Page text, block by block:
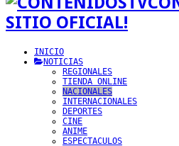
SITIO OFICIAL!
INICIO
NOTICIAS
REGIONALES
TIENDA ONLINE
NACIONALES
INTERNACIONALES
DEPORTES
CINE
ANIME
ESPECTACULOS